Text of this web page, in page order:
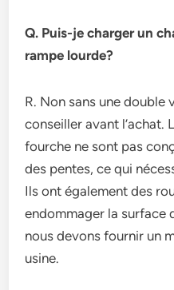
Q. Puis-je charger un
rampe lourde?
R. Non sans une double
conseiller avant l’achat.
fourche ne sont pas
des pentes, ce qui
Ils ont également des
endommager la surface
nous devons fournir un
usine.